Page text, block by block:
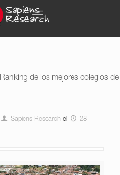
Ranking de los mejores colegios de
Sapiens Research el
28